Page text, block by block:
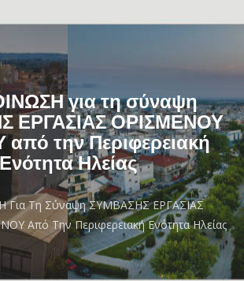
για τη σύναψη
ΕΡΓΑΣΙΑΣ ΟΡΙΣΜΕΝΟΥ
την Περιφερειακή
Ενότητα Ηλείας
Τη Σύναψη ΣΥΜΒΑΣΗΣ ΕΡΓΑΣΙΑΣ
Από Την Περιφερειακή Ενότητα Ηλείας